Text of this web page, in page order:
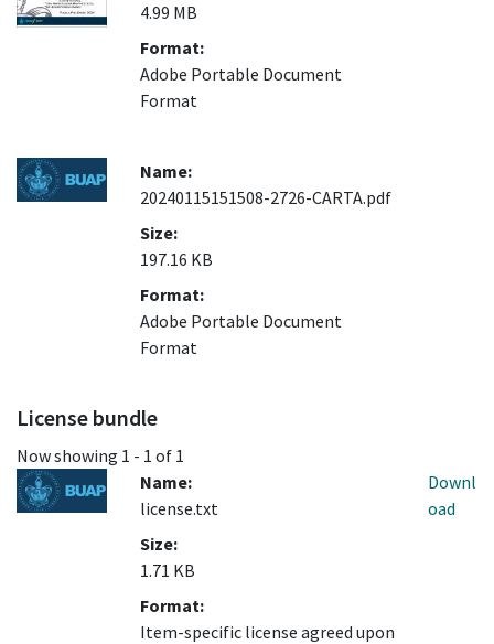
4.99 MB
Format:
Adobe Portable Document
Format
Name:
20240115151508-2726-CARTA.pdf
Size:
197.16 KB
Format:
Adobe Portable Document
Format
License bundle
Now showing 1 - 1 of 1
Name:
license.txt
Size:
1.71 KB
Format:
Item-specific license agreed upon
Downl
oad